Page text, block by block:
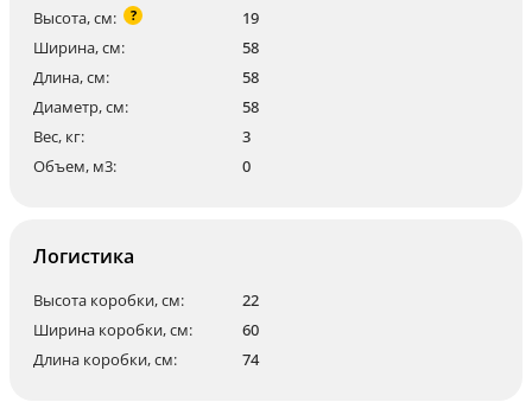
Высота, см: ?
19
Ширина, см:
58
Длина, см:
58
Диаметр, см:
58
Вес, кг:
3
Объем, м3:
0
Логистика
Высота коробки, см:
22
Ширина коробки, см:
60
Длина коробки, см:
74